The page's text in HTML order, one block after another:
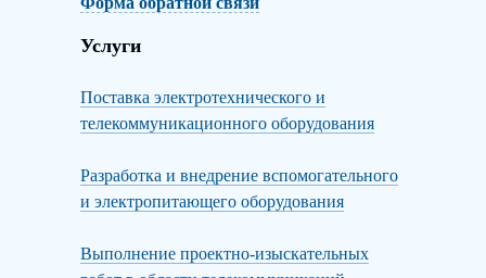
Услуги
Поставка электротехнического и
телекоммуникационного оборудования
Разработка и внедрение вспомогательного
и электропитающего оборудования
Выполнение проектно-изыскательных